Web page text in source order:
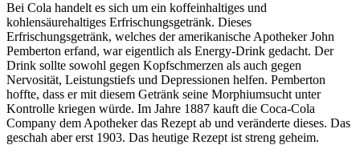
Bei Cola handelt es sich um ein koffeinhaltiges und
kohlensäurehaltiges Erfrischungsgetränk. Dieses
Erfrischungsgetränk, welches der amerikanische Apotheker John
Pemberton erfand, war eigentlich als Energy-Drink gedacht. Der
Drink sollte sowohl gegen Kopfschmerzen als auch gegen
Nervosität, Leistungstiefs und Depressionen helfen. Pemberton
hoffte, dass er mit diesem Getränk seine Morphiumsucht unter
Kontrolle kriegen würde. Im Jahre 1887 kauft die Coca-Cola
Company dem Apotheker das Rezept ab und veränderte dieses. Das
geschah aber erst 1903. Das heutige Rezept ist streng geheim.